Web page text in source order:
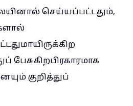
செய்யப்பட்டதும்,
பேசுகிறபிரகாரமாக
குறித்துப்